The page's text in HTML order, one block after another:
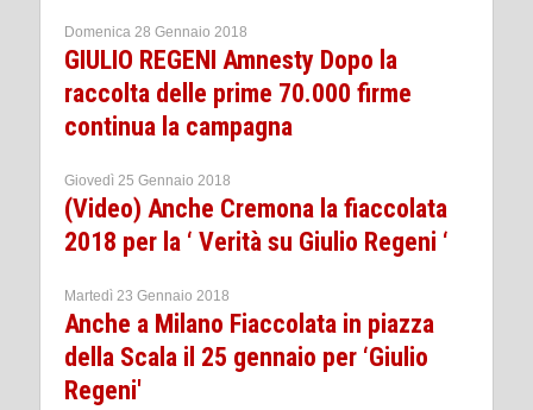
Domenica 28 Gennaio 2018
GIULIO REGENI Amnesty Dopo la
raccolta delle prime 70.000 firme
continua la campagna
Giovedì 25 Gennaio 2018
(Video) Anche Cremona la fiaccolata
2018 per la ‘ Verità su Giulio Regeni ‘
Martedì 23 Gennaio 2018
Anche a Milano Fiaccolata in piazza
della Scala il 25 gennaio per ‘Giulio
Regeni'